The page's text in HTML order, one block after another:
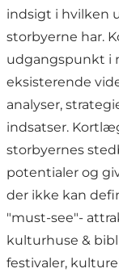
indsigt i hvilken
storbyerne har.
udgangspunkt i
eksisterende
analyser,
indsatser.
storbyernes
potentialer og
der ikke kan
"must-see"-
kulturhuse &
festivaler,